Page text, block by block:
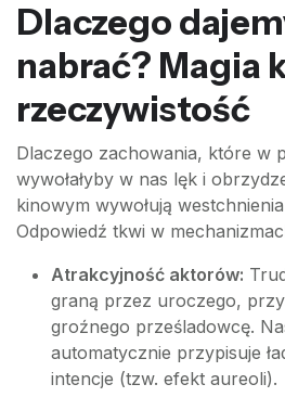
Dlaczego
nabrać? Magia
rzeczywistość
Dlaczego zachowania, które w
wywołałyby w nas lęk i
kinowym wywołują
Odpowiedź tkwi w
Atrakcyjność aktorów:
graną przez uroczego,
groźnego prześladowcę.
automatycznie przypisuje
intencje (tzw. efekt aureoli).